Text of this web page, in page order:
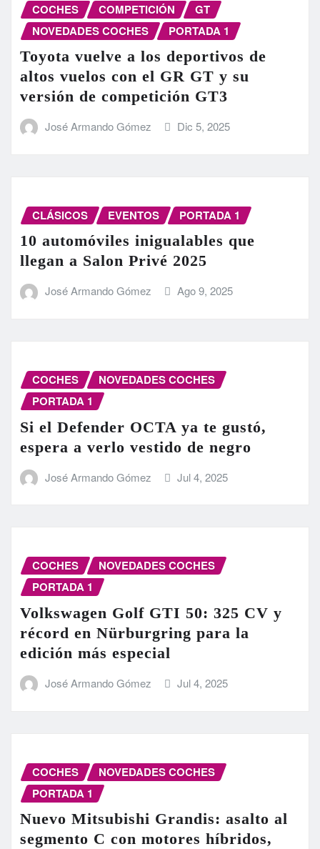
COCHES COMPETICIÓN
GT
NOVEDADES COCHES
PORTADA 1
Toyota vuelve a los deportivos de
altos vuelos con el GR GT y su
versión de competición GT3
José Armando Gómez Dic 5, 2025
CLÁSICOS EVENTOS PORTADA 1
10 automóviles inigualables que
llegan a Salon Privé 2025
José Armando Gómez Ago 9, 2025
COCHES
NOVEDADES COCHES
PORTADA 1
Si el Defender OCTA ya te gustó,
espera a verlo vestido de negro
José Armando Gómez Jul 4, 2025
COCHES
NOVEDADES COCHES
PORTADA 1
Volkswagen Golf GTI 50: 325 CV y
récord en Nürburgring para la
edición más especial
José Armando Gómez Jul 4, 2025
COCHES
NOVEDADES COCHES
PORTADA 1
Nuevo Mitsubishi Grandis: asalto al
segmento C con motores híbridos,